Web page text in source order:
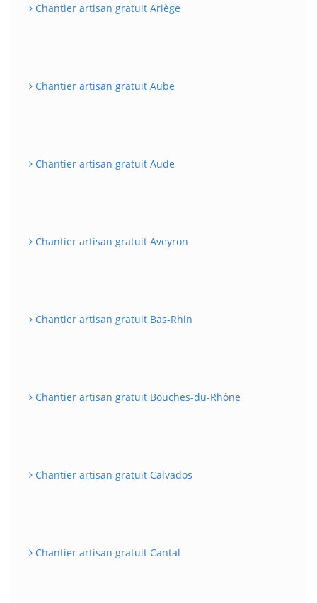
Chantier artisan gratuit Ariège
Chantier artisan gratuit Aube
Chantier artisan gratuit Aude
Chantier artisan gratuit Aveyron
Chantier artisan gratuit Bas-Rhin
Chantier artisan gratuit Bouches-du-Rhône
Chantier artisan gratuit Calvados
Chantier artisan gratuit Cantal